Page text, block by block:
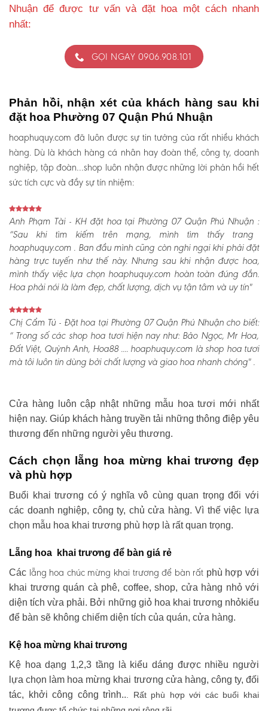
Nhuận để được tư vấn và đặt hoa một cách nhanh
nhất:
GỌI NGAY 0906.908.101
Phản hồi, nhận xét của khách hàng sau khi
đặt hoa Phường 07 Quận Phú Nhuận
hoaphuquy.com đã luôn được sự tin tưởng của rất nhiều khách
hàng. Dù là khách hàng cá nhân hay đoàn thể, công ty, doanh
nghiệp, tập đoàn…shop luôn nhận được những lời phản hồi hết
sức tích cực và đầy sự tín nhiệm:
Anh Phạm Tài - KH đặt hoa tại Phường 07 Quận Phú Nhuận :
“Sau khi tìm kiếm trên mạng, mình tìm thấy trang
hoaphuquy.com . Ban đầu mình cũng còn nghi ngại khi phải đặt
hàng trực tuyến như thế này. Nhưng sau khi nhận được hoa,
mình thấy việc lựa chọn hoaphuquy.com hoàn toàn đúng đắn.
Hoa phải nói là làm đẹp, chất lượng, dịch vụ tận tâm và uy tín"
Chị Cẩm Tú - Đặt hoa tại Phường 07 Quận Phú Nhuận cho biết:
“ Trong số các shop hoa tươi hiện nay như: Bảo Ngọc, Mr Hoa,
Đất Việt, Quỳnh Anh, Hoa88 .... hoaphuquy.com là shop hoa tươi
mà tôi luôn tin dùng bởi chất lượng và giao hoa nhanh chóng" .
Cửa hàng luôn cập nhật những mẫu hoa tươi mới nhất
hiện nay. Giúp khách hàng truyền tải những thông điệp yêu
thương đến những người yêu thương.
Cách chọn lẵng hoa mừng khai trương đẹp
và phù hợp
Buổi khai trương có ý nghĩa vô cùng quan trọng đối với
các doanh nghiệp, công ty, chủ cửa hàng. Vì thế việc lựa
chọn mẫu hoa khai trương phù hợp là rất quan trọng.
Lẵng hoa khai trương để bàn giá rẻ
Các lẵng hoa chúc mừng khai trương để bàn rất phù hợp với
khai trương quán cà phê, coffee, shop, cửa hàng nhỏ với
diện tích vừa phải. Bởi những giỏ hoa khai trương nhỏkiểu
để bàn sẽ không chiếm diện tích của quán, cửa hàng.
Kệ hoa mừng khai trương
Kệ hoa dạng 1,2,3 tầng là kiểu dáng được nhiều người
lựa chọn làm hoa mừng khai trương cửa hàng, công ty, đối
tác, khởi công công trình.. . Rất phù hợp với các buổi khai